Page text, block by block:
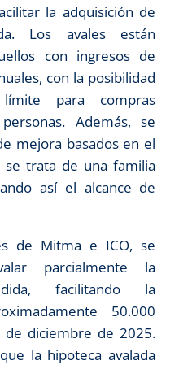
la adquisición de
Los avales están
con ingresos de
con la posibilidad
para compras
Además, se
mejora basados en el
trata de una familia
así el alcance de
de Mitma e ICO, se
parcialmente la
facilitando la
50.000
de diciembre de 2025.
la hipoteca avalada